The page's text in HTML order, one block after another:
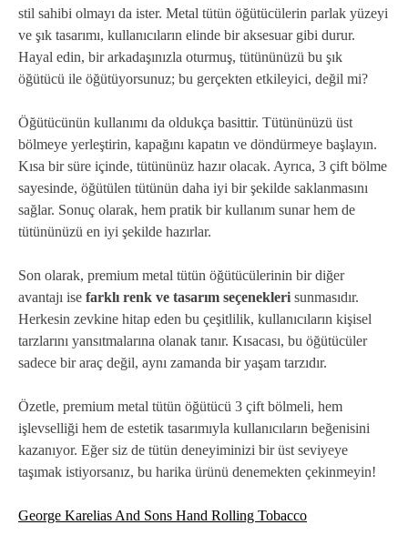
stil sahibi olmayı da ister. Metal tütün öğütücülerin parlak yüzeyi
ve şık tasarımı, kullanıcıların elinde bir aksesuar gibi durur.
Hayal edin, bir arkadaşınızla oturmuş, tütününüzü bu şık
öğütücü ile öğütüyorsunuz; bu gerçekten etkileyici, değil mi?
Öğütücünün kullanımı da oldukça basittir. Tütününüzü üst
bölmeye yerleştirin, kapağını kapatın ve döndürmeye başlayın.
Kısa bir süre içinde, tütününüz hazır olacak. Ayrıca, 3 çift bölme
sayesinde, öğütülen tütünün daha iyi bir şekilde saklanmasını
sağlar. Sonuç olarak, hem pratik bir kullanım sunar hem de
tütününüzü en iyi şekilde hazırlar.
Son olarak, premium metal tütün öğütücülerinin bir diğer
avantajı ise farklı renk ve tasarım seçenekleri sunmasıdır.
Herkesin zevkine hitap eden bu çeşitlilik, kullanıcıların kişisel
tarzlarını yansıtmalarına olanak tanır. Kısacası, bu öğütücüler
sadece bir araç değil, aynı zamanda bir yaşam tarzıdır.
Özetle, premium metal tütün öğütücü 3 çift bölmeli, hem
işlevselliği hem de estetik tasarımıyla kullanıcıların beğenisini
kazanıyor. Eğer siz de tütün deneyiminizi bir üst seviyeye
taşımak istiyorsanız, bu harika ürünü denemekten çekinmeyin!
George Karelias And Sons Hand Rolling Tobacco